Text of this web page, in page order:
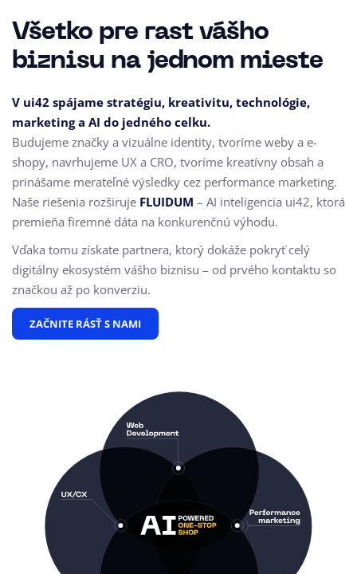
Všetko pre rast vášho
biznisu na jednom mieste
V ui42 spájame stratégiu, kreativitu, technológie,
marketing a AI do jedného celku.
Budujeme značky a vizuálne identity, tvoríme weby a e-
shopy, navrhujeme UX a CRO, tvoríme kreatívny obsah a
prinášame merateľné výsledky cez performance marketing.
Naše riešenia rozširuje FLUIDUM – AI inteligencia ui42, ktorá
premieňa firemné dáta na konkurenčnú výhodu.
Vďaka tomu získate partnera, ktorý dokáže pokryť celý
digitálny ekosystém vášho biznisu – od prvého kontaktu so
značkou až po konverziu.
ZAČNITE RÁSŤ S NAMI